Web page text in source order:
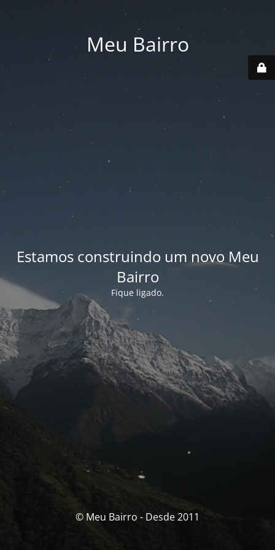
Meu Bairro
Estamos construindo um novo Meu
Bairro
Fique ligado.
© Meu Bairro - Desde 2011